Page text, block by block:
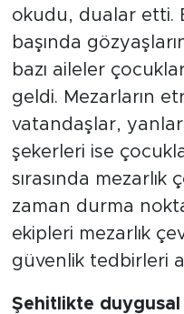
okudu, dualar etti.
başında
bazı aileler
geldi. Mezarların
vatandaşlar,
şekerleri ise
sırasında
zaman durma
ekipleri mezarlık
güvenlik tedbirleri
Şehitlikte duygusal